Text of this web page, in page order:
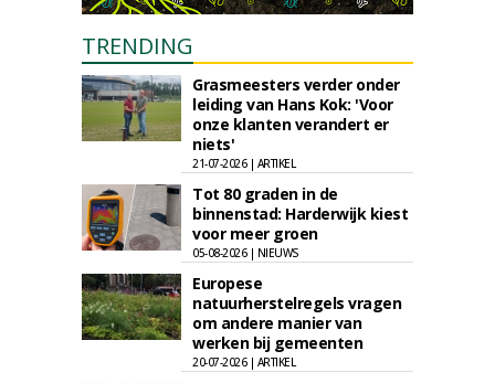
TRENDING
Grasmeesters verder onder
leiding van Hans Kok: 'Voor
onze klanten verandert er
niets'
21-07-2026 | ARTIKEL
Tot 80 graden in de
binnenstad: Harderwijk kiest
voor meer groen
05-08-2026 | NIEUWS
Europese
natuurherstelregels vragen
om andere manier van
werken bij gemeenten
20-07-2026 | ARTIKEL